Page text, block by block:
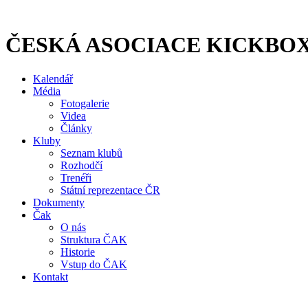
obsahu
ČESKÁ ASOCIACE
Kalendář
Média
Fotogalerie
Videa
Články
Kluby
Seznam klubů
Rozhodčí
Trenéři
Státní reprezentace ČR
Dokumenty
Čak
O nás
Struktura ČAK
Historie
Vstup do ČAK
Kontakt